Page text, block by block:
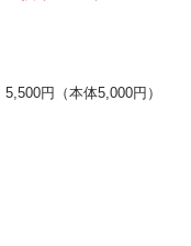
5,500円（本体5,000円）